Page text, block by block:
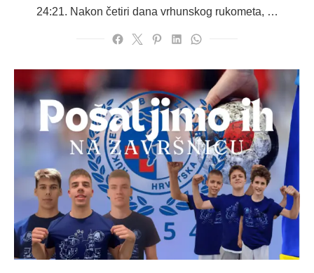
24:21. Nakon četiri dana vrhunskog rukometa, …